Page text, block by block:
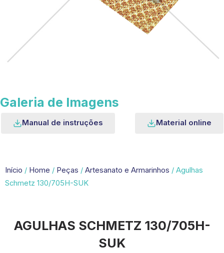
Galeria de Imagens
Manual de instruções Material online
Início / Home / Peças / Artesanato e Armarinhos / Agulhas
Schmetz 130/705H-SUK
AGULHAS SCHMETZ 130/705H-
SUK